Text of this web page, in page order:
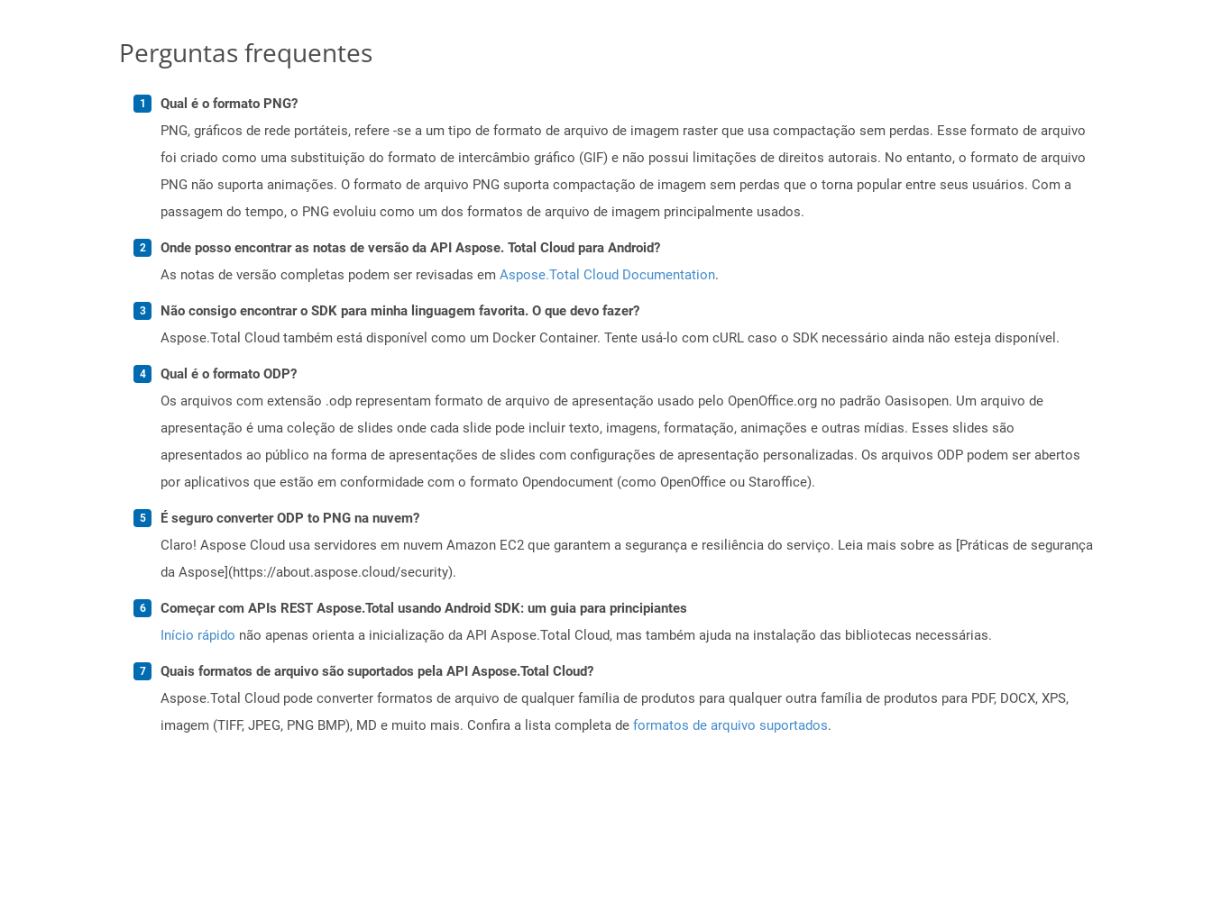
Perguntas frequentes
Qual é o formato PNG?
PNG, gráficos de rede portáteis, refere -se a um tipo de formato de arquivo de imagem raster que usa compactação sem perdas. Esse formato de arquivo
foi criado como uma substituição do formato de intercâmbio gráfico (GIF) e não possui limitações de direitos autorais. No entanto, o formato de arquivo
PNG não suporta animações. O formato de arquivo PNG suporta compactação de imagem sem perdas que o torna popular entre seus usuários. Com a
passagem do tempo, o PNG evoluiu como um dos formatos de arquivo de imagem principalmente usados.
Onde posso encontrar as notas de versão da API Aspose. Total Cloud para Android?
As notas de versão completas podem ser revisadas em Aspose.Total Cloud Documentation.
Não consigo encontrar o SDK para minha linguagem favorita. O que devo fazer?
Aspose.Total Cloud também está disponível como um Docker Container. Tente usá-lo com cURL caso o SDK necessário ainda não esteja disponível.
Qual é o formato ODP?
Os arquivos com extensão .odp representam formato de arquivo de apresentação usado pelo OpenOffice.org no padrão Oasisopen. Um arquivo de
apresentação é uma coleção de slides onde cada slide pode incluir texto, imagens, formatação, animações e outras mídias. Esses slides são
apresentados ao público na forma de apresentações de slides com configurações de apresentação personalizadas. Os arquivos ODP podem ser abertos
por aplicativos que estão em conformidade com o formato Opendocument (como OpenOffice ou Staroffice).
É seguro converter ODP to PNG na nuvem?
Claro! Aspose Cloud usa servidores em nuvem Amazon EC2 que garantem a segurança e resiliência do serviço. Leia mais sobre as [Práticas de segurança
da Aspose](https://about.aspose.cloud/security).
Começar com APIs REST Aspose.Total usando Android SDK: um guia para principiantes
Início rápido não apenas orienta a inicialização da API Aspose.Total Cloud, mas também ajuda na instalação das bibliotecas necessárias.
Quais formatos de arquivo são suportados pela API Aspose.Total Cloud?
Aspose.Total Cloud pode converter formatos de arquivo de qualquer família de produtos para qualquer outra família de produtos para PDF, DOCX, XPS,
imagem (TIFF, JPEG, PNG BMP), MD e muito mais. Confira a lista completa de formatos de arquivo suportados.